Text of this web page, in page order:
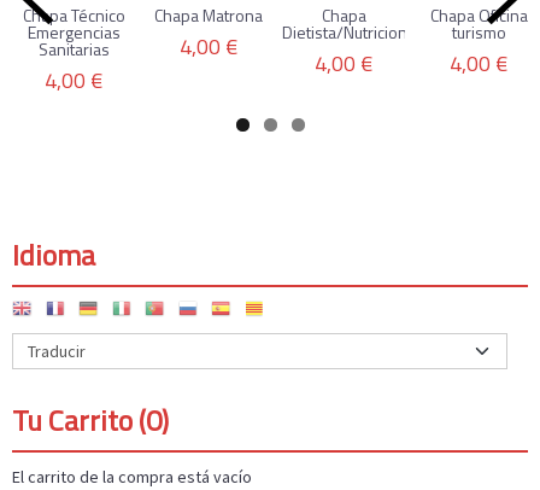
Idioma
Tu Carrito (0)
El carrito de la compra está vacío
Chapa Técnico
Emergencias
Sanitarias
4,00 €
Chapa Matrona
4,00 €
Chapa
Dietista/Nutricionista
4,00 €
Chapa Oficina
turismo
4,00 €